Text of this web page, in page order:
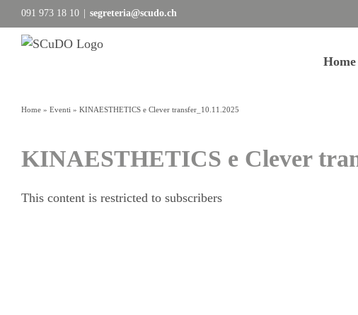
Salta
al
contenuto
091 973 18 10 segreteria@scudo.ch
Home
Home » Eventi » KINAESTHETICS e Clever transfer_10.11.2025
KINAESTHETICS e Clever
This content is restricted to subscribers